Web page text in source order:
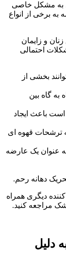
به مشکل خاصی
به برخی از انواع
و زایمان
احتمالی
بخشی از
به گاه بین
است باعث ایجاد
ترشحات قهوه ای
عنوان یک عارضه
دهانه رحم.
دیگری همراه
مراجعه کنید.
دلیل